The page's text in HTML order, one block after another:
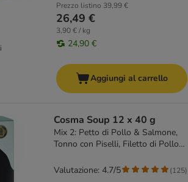
Prezzo listino 39,99 €
26,49 €
3,90 € / kg
24,90 €
Aggiungi al carrello
Cosma Soup 12 x 40 g
Mix 2: Petto di Pollo & Salmone,
Tonno con Piselli, Filetto di Pollo
con Asparagi
Valutazione: 4.7/5 (125)